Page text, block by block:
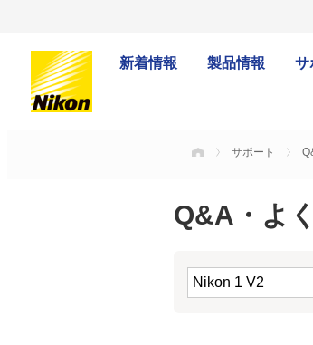
新着情報 製品情報 サ
HOMEサポート
Q&A・よ